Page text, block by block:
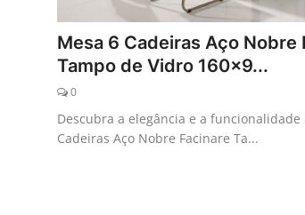
GaleriaMesa 6 Cadeiras Aço Nobre
Tampo de Vidro 160x9...
0
Descubra a elegância e a funcionalidade
Cadeiras Aço Nobre Facinare Ta...